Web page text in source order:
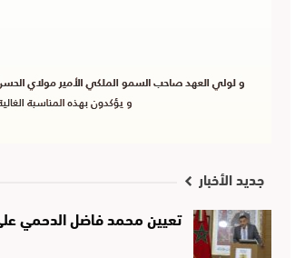
جديد الأخبار
تعيين محمد فاضل الدحمي